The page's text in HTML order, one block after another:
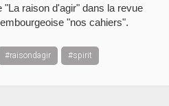
"La raison d'agir" dans la revue
"nos cahiers".
#raisondagir #spirit